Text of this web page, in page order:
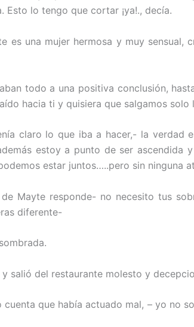
Esto lo tengo que cortar ¡ya!., decía.
es una mujer hermosa y muy sensual,
todo a una positiva conclusión,
hacia ti y quisiera que salgamos solo
claro lo que iba a hacer,- la verdad
estoy a punto de ser ascendida
estar juntos…..pero sin ninguna
Mayte responde- no necesito tus
diferente-
salió del restaurante molesto y
que había actuado mal, – yo no